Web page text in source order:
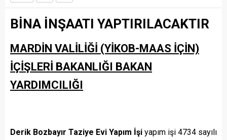
BİNA İNŞAATI YAPTIRILACAKTIR
MARDİN VALİLİĞİ (YİKOB-MAAS İÇİN)
İÇİŞLERİ BAKANLIĞI BAKAN
YARDIMCILIĞI
Derik Bozbayır Taziye Evi Yapım İşi yapım işi 4734 sayılı